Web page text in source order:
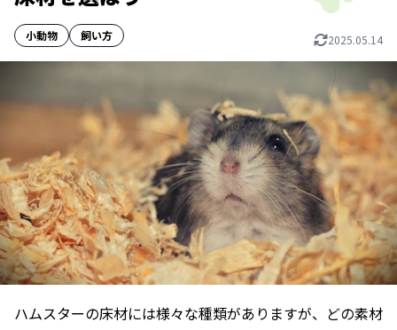
小動物 飼い方 2025.05.14
ハムスターの床材には様々な種類がありますが、どの素材